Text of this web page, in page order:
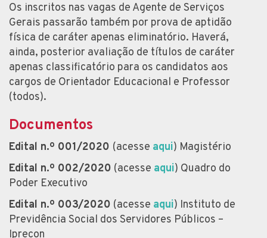
Os inscritos nas vagas de Agente de Serviços
Gerais passarão também por prova de aptidão
física de caráter apenas eliminatório. Haverá,
ainda, posterior avaliação de títulos de caráter
apenas classificatório para os candidatos aos
cargos de Orientador Educacional e Professor
(todos).
Documentos
Edital n.º 001/2020 (acesse aqui) Magistério
Edital n.º 002/2020 (acesse aqui) Quadro do
Poder Executivo
Edital n.º 003/2020 (acesse aqui) Instituto de
Previdência Social dos Servidores Públicos –
Iprecon